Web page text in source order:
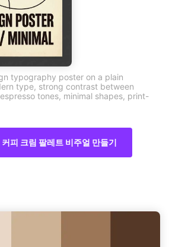
typography poster on a plain
type, strong contrast between
tones, minimal shapes, print-
피 크림 팔레트 비주얼 만들기